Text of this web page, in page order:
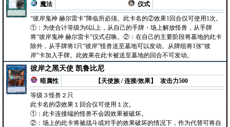
魔法
仪式
“彼岸鬼神 赫尔雷卡”降临所必须。此卡名的②效果1回合仅可使用1次。
①：为使合计等级为6以上，从自己的手牌・场上解放怪兽，从手牌
将“彼岸鬼神 赫尔雷卡”仪式召唤。②：在自己的主要阶段将墓地的此卡
除外，从手牌将1只“彼岸”怪兽送至墓地可以发动。从牌组将1张“彼
岸”卡加入手牌。此效果在此卡被送至墓地的回合不可发动。
彼岸之黑天使 凯鲁比尼
暗属性 【天使族 / 连接/效果】
攻击力500
等级３怪兽２只
此卡名的③效果１回合仅可使用１次。
①：此卡连接端的怪兽不会因效果被破坏。
②：场上的此卡将被战斗或对手的效果破坏的情况下，作为代替可将自